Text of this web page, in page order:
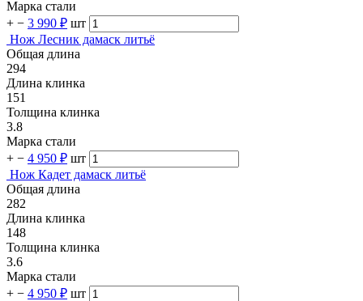
Марка стали
+ − 3 990 ₽ шт
Нож Лесник дамаск литьё
Общая длина
294
Длина клинка
151
Толщина клинка
3.8
Марка стали
+ − 4 950 ₽ шт
Нож Кадет дамаск литьё
Общая длина
282
Длина клинка
148
Толщина клинка
3.6
Марка стали
+ − 4 950 ₽ шт